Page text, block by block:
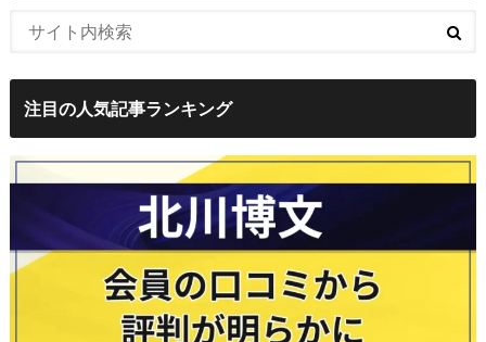
注目の人気記事ランキング